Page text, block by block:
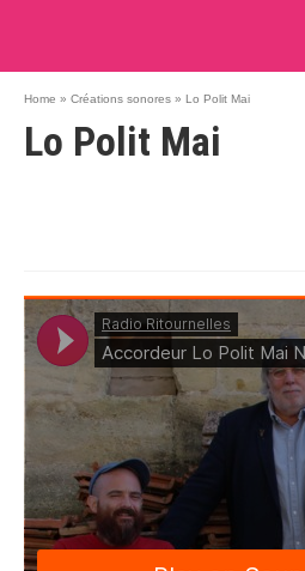
Home » Créations sonores » Lo Polit Mai
Lo Polit Mai